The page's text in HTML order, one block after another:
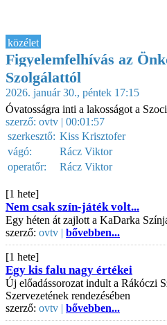
közélet
Figyelemfelhívás az
Szolgálattól
2026. január 30., péntek 17:15
Óvatosságra inti a lakosságot a
szerző: ovtv | 00:01:57
szerkesztő: Kiss Krisztofer
vágó:
Rácz Viktor
operatőr:
Rácz Viktor
[1 hete]
Nem csak szín-játék volt...
Egy héten át zajlott a KaDarka
szerző: ovtv | bővebben...
[1 hete]
Egy kis falu nagy értékei
Új előadássorozat indult a Rákóczi
Szervezetének rendezésében
szerző: ovtv | bővebben...